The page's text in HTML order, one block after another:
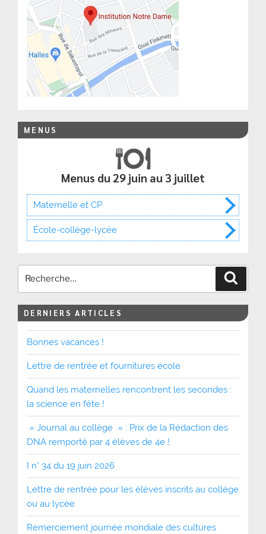
MENUS
Menus du 29 juin au 3 juillet
Maternelle et CP
École-collège-lycée
DERNIERS ARTICLES
Bonnes vacances !
Lettre de rentrée et fournitures école
Quand les maternelles rencontrent les secondes :
la science en fête !
» Journal au collège » : Prix de la Rédaction des
DNA remporté par 4 élèves de 4e !
I n° 34 du 19 juin 2026
Lettre de rentrée pour les élèves inscrits au collège
ou au lycée
Remerciement journée mondiale des cultures